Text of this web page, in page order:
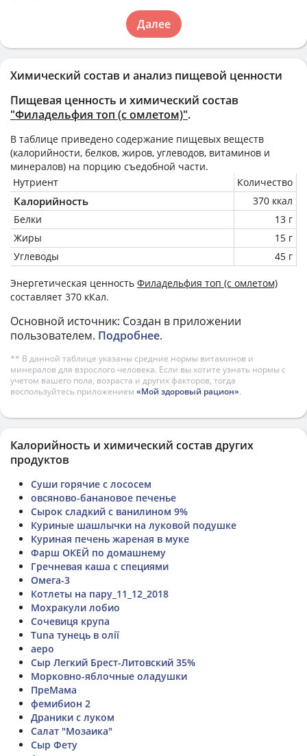
Химический состав и анализ пищевой ценности
Пищевая ценность и химический состав
"Филадельфия топ (с омлетом)".
В таблице приведено содержание пищевых веществ
(калорийности, белков, жиров, углеводов, витаминов и
минералов) на порцию съедобной части.
Нутриент
Количество
Калорийность
370 ккал
Белки
13 г
Жиры
15 г
Углеводы
45 г
Энергетическая ценность Филадельфия топ (с омлетом)
составляет 370 кКал.
Основной источник: Создан в приложении
пользователем. Подробнее.
** В данной таблице указаны средние нормы витаминов и
минералов для взрослого человека. Если вы хотите узнать нормы с
учетом вашего пола, возраста и других факторов, тогда
воспользуйтесь приложением «Мой здоровый рацион».
Далее
Калорийность и химический состав других
продуктов
Суши горячие с лососем
овсяново-банановое печенье
Сырок сладкий с ванилином 9%
Куриные шашлычки на луковой подушке
Куриная печень жареная в муке
Фарш ОКЕЙ по домашнему
Гречневая каша с специями
Омега-3
Котлеты на пару_11_12_2018
Мохракули лобио
Сочевиця крупа
Tuna тунець в олії
аеро
Сыр Легкий Брест-Литовский 35%
Морковно-яблочные оладушки
ПреМама
фемибион 2
Драники с луком
Салат "Мозаика"
Сыр Фету